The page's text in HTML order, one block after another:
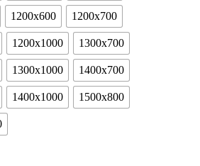
1200x600 1200x700
1200x1000 1300x700
1300x1000 1400x700
1400x1000 1500x800